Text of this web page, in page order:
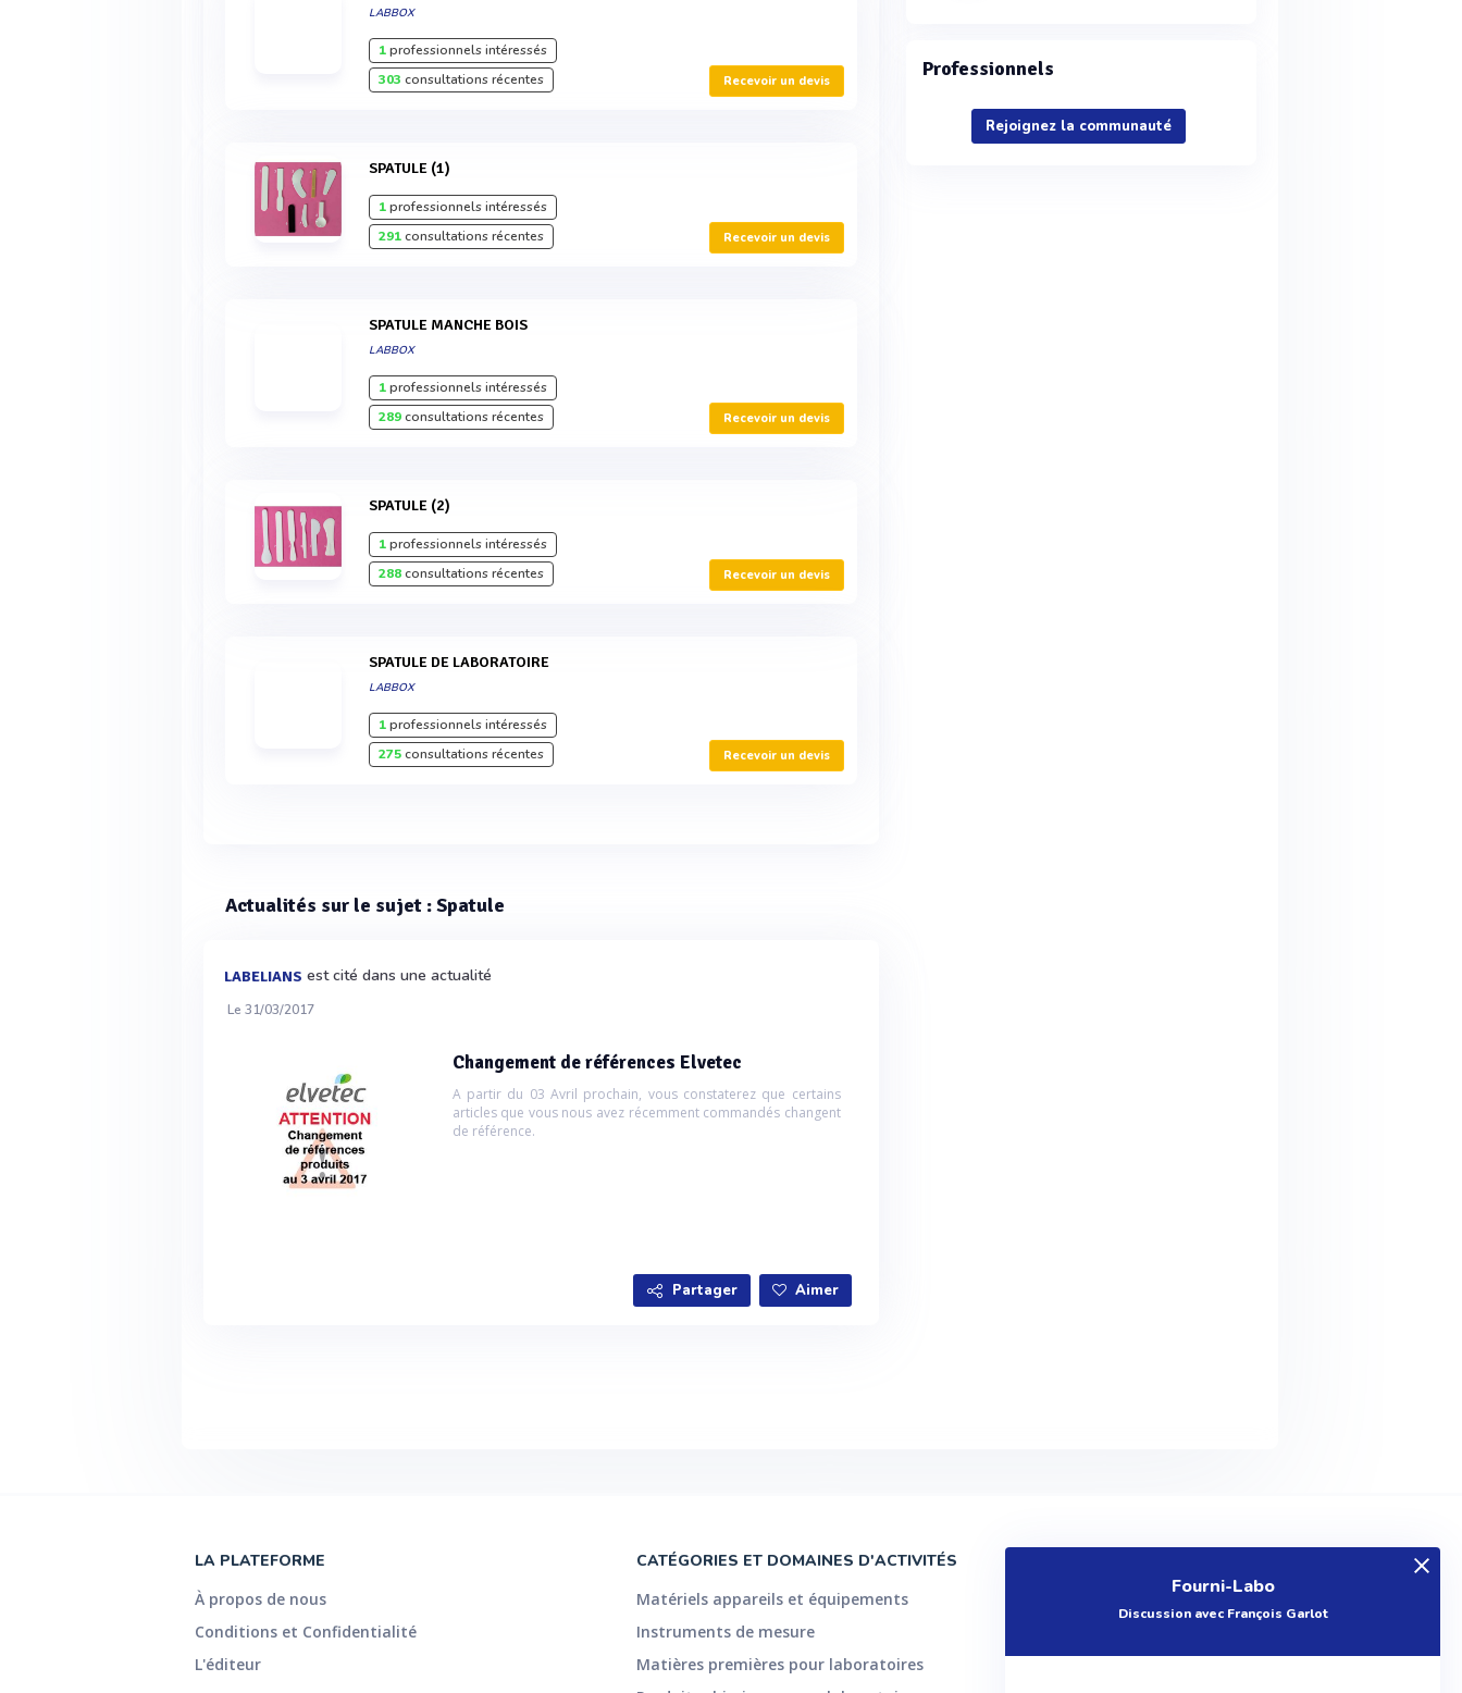
LABBOX
1professionnels intéressés
303 consultations récentes Recevoir un devis
SPATULE (1)
1professionnels intéressés
291consultations récentes Recevoir un devis
SPATULE MANCHE BOIS
LABBOX
1professionnels intéressés
289consultations récentes Recevoir un devis
SPATULE (2)
1professionnels intéressés
288consultations récentes Recevoir un devis
SPATULE DE LABORATOIRE
LABBOX
1professionnels intéressés
275consultations récentes Recevoir un devis
Actualités sur le sujet : Spatule
LABELIANS est cité dans une actualité
Le 31/03/2017
Changement de références Elvetec
A partir du 03 Avril prochain, vous constaterez que certains
articles que vous nous avez récemment commandés changent
de référence.
Partager Aimer
Professionnels
Rejoignez la communauté
LA PLATEFORME
À propos de nous
Conditions et Confidentialité
L'éditeur
CATÉGORIES ET DOMAINES D'ACTIVITÉS
Matériels appareils et équipements
Instruments de mesure
Matières premières pour laboratoires
Fourni-Labo
Discussion avec François Garlot